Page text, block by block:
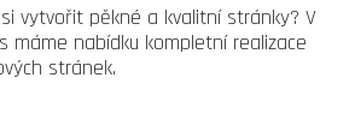
vytvořit pěkné a kvalitní stránky? V
máme nabídku kompletní realizace
stránek.